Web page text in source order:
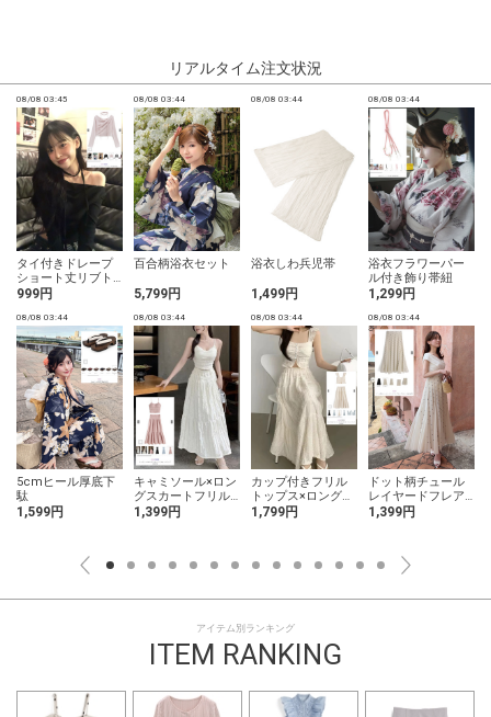
リアルタイム注文状況
08/08 03:45
タイ付きドレープ
ショート丈リブト
ップス
999円
08/08 03:44
百合柄浴衣セット
5,799円
08/08 03:44
浴衣しわ兵児帯
1,499円
08/08 03:44
浴衣フラワーパー
ル付き飾り帯紐
1,299円
08/08 03:44
5cmヒール厚底下
駄
1,599円
08/08 03:44
キャミソール×ロン
グスカートフリル
セットアップ
1,399円
08/08 03:44
カップ付きフリル
トップス×ロングス
カートセットアッ
1,799円
08/08 03:44
ドット柄チュール
レイヤードフレア
ロングスカート
1,399円
アイテム別ランキング
ITEM RANKING